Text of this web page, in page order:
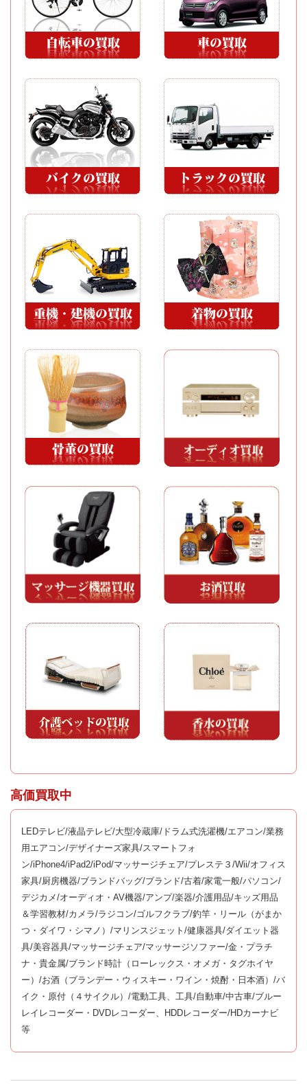
高価買取中
LEDテレビ/液晶テレビ/大型冷蔵庫/ドラム式洗濯機/エアコン/業務
用エアコン/デザイナーズ家具/スマートフォ
ン/iPhone4/iPad2/iPod/マッサージチェア/プレステ３/Wii/オフィス
家具/厨房機器/ブランドバッグ/ブランド/古着/家電一般/パソコン/
デジカメ/オーディオ・AV機器/アンプ/楽器/介護用品/キッズ用品
＆学習教材/カメラ/ラジコン/ゴルフクラブ/釣竿・リール（がまか
つ・ダイワ・シマノ）/マリンスジェット/健康器具/ダイエット器
具/美容器具/マッサージチェア/マッサージソファー/金・プラチ
ナ・貴金属/ブランド時計（ローレックス・オメガ・タグホイヤ
ー）/お酒（ブランデー・ウィスキー・ワイン・焼酎・日本酒）/バ
イク・原付（４サイクル）/電動工具、工具/自動車/中古車/ブルー
レイレコーダー・DVDレコーダー、HDDレコーダー/HDカーナビ
等